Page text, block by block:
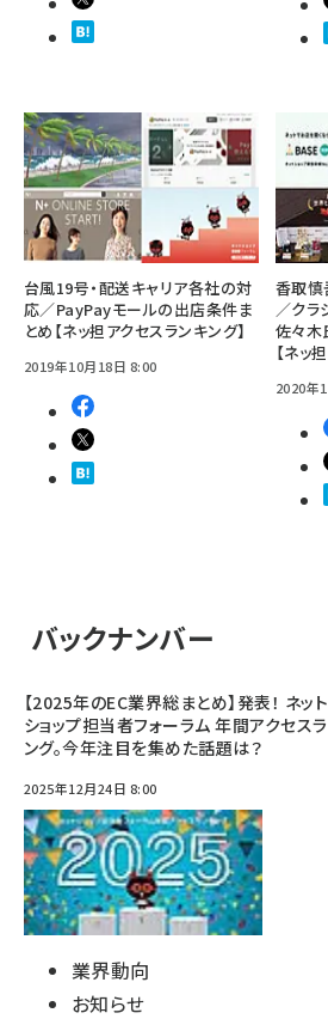
台風19号・配送キャリア各社の対
応／PayPayモールの出店条件ま
とめ【ネッ担アクセスランキング】
2019年10月18日 8:00
香取慎
／ク
佐々
【ネッ
2020年
バックナンバー
【2025年のEC業界総まとめ】発表！ ネット
ショップ担当者フォーラム 年間アクセス
ング。今年注目を集めた話題は？
2025年12月24日 8:00
業界動向
お知らせ